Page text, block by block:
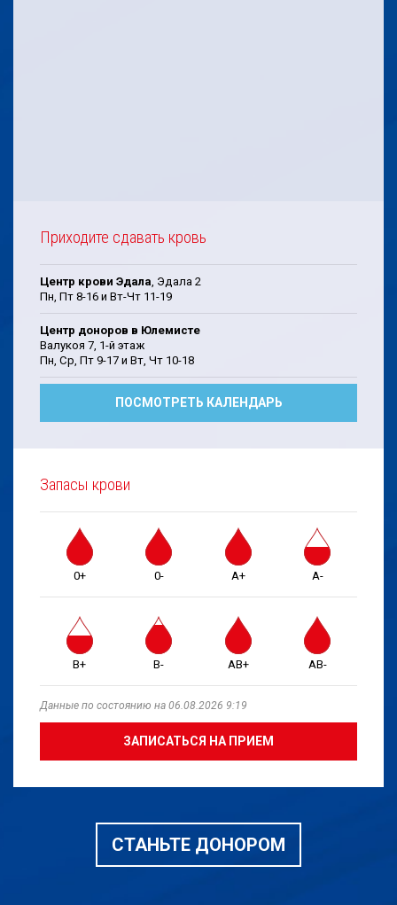
Приходите сдавать кровь
Центр крови Эдала, Эдала 2
Пн, Пт 8-16 и Вт-Чт 11-19
Центр доноров в Юлемисте
Валукоя 7, 1-й этаж
Пн, Cp, Пт 9-17 и Bт, Чт 10-18
ПОСМОТРЕТЬ КАЛЕНДАРЬ
Запасы крови
0+ 0- A+ A-
B+ B- AB+ AB-
Данные по состоянию на 06.08.2026 9:19
ЗАПИСАТЬСЯ НА ПРИЕМ
СТАНЬТЕ ДОНОРОМ